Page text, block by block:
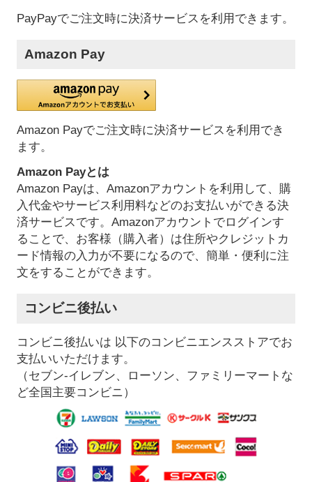
PayPayでご注文時に決済サービスを利用できます。
Amazon Pay
Amazon Payでご注文時に決済サービスを利用でき
ます。
Amazon Payとは
Amazon Payは、Amazonアカウントを利用して、購
入代金やサービス利用料などのお支払いができる決
済サービスです。Amazonアカウントでログインす
ることで、お客様（購入者）は住所やクレジットカ
ード情報の入力が不要になるので、簡単・便利に注
文をすることができます。
コンビニ後払い
コンビニ後払いは 以下のコンビニエンスストアでお
支払いいただけます。
（セブン-イレブン、ローソン、ファミリーマートな
ど全国主要コンビニ）